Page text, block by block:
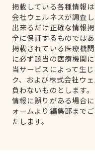
掲載している各種情報
会社ウェルネスが調査
出来るだけ正確な情報
全に保証するものではあ
掲載されている医療機
に必ず該当の医療機関
当サービスによって生
ク、および株式会社ウ
負わないものとします。
情報に誤りがある場合
ォームより編集部まで
たします。